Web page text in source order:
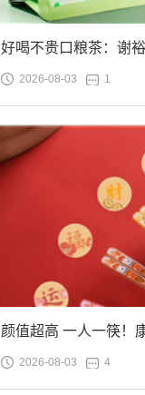
好喝不贵口粮茶：谢
袋装9.9元到手
2026-08-03 1
颜值超高 一人一筷！
合金筷子大促：19.9元
2026-08-03 4